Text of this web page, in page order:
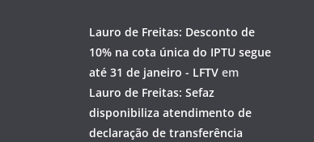
Lauro de Freitas: Desconto de
10% na cota única do IPTU segue
até 31 de janeiro - LFTV em
Lauro de Freitas: Sefaz
disponibiliza atendimento de
declaração de transferência